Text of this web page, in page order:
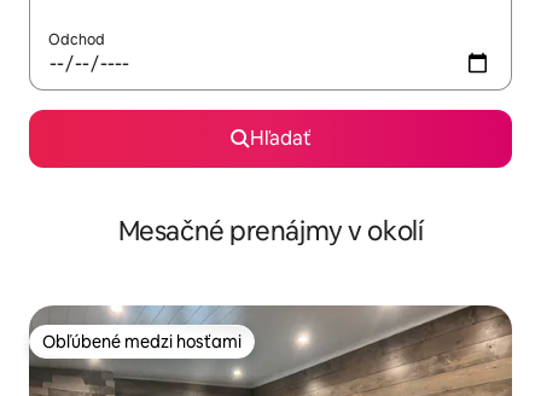
Odchod
Hľadať
Mesačné prenájmy v okolí
Obľúbené medzi hosťami
Obľúbené medzi hosťami